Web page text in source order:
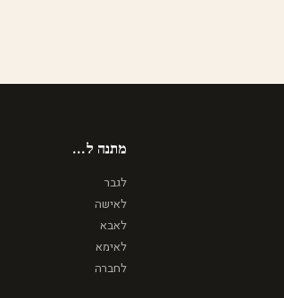
מתנה ל...
לגבר
לאישה
לאבא
לאימא
לחברה